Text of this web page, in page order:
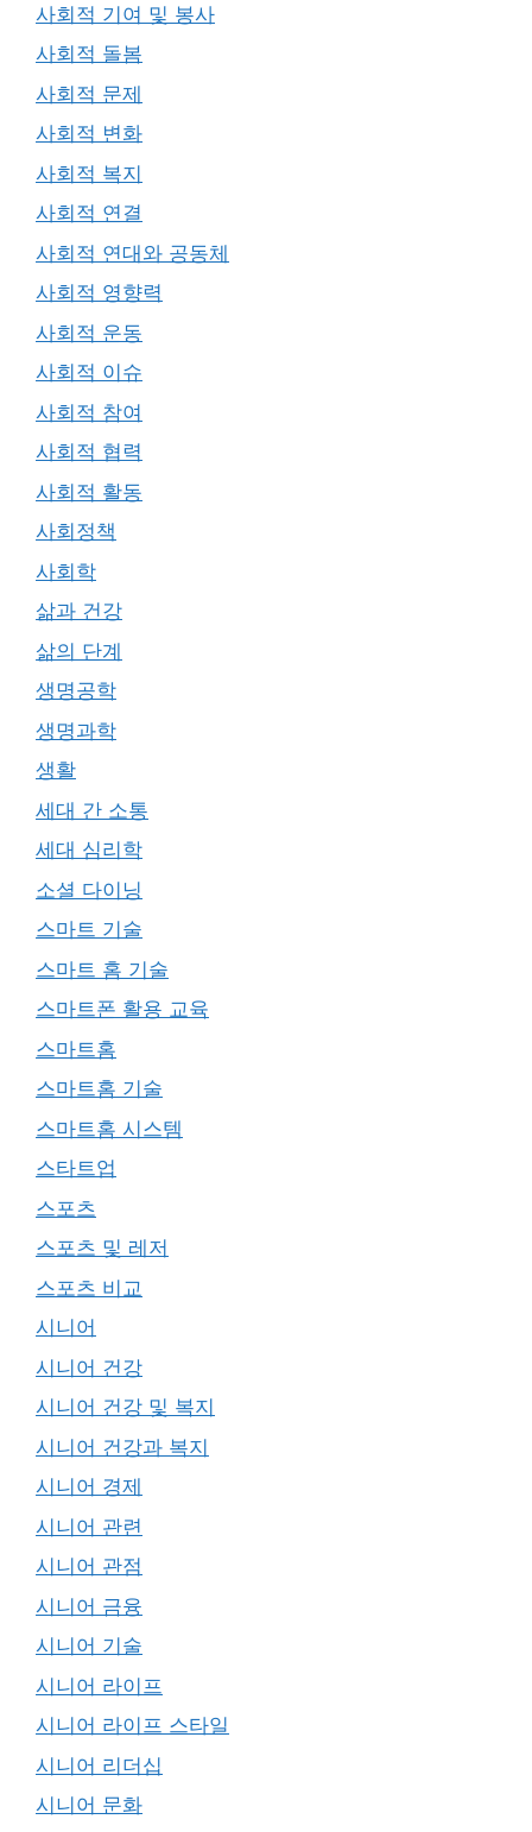
사회적 기여 및 봉사
사회적 돌봄
사회적 문제
사회적 변화
사회적 복지
사회적 연결
사회적 연대와 공동체
사회적 영향력
사회적 운동
사회적 이슈
사회적 참여
사회적 협력
사회적 활동
사회정책
사회학
삶과 건강
삶의 단계
생명공학
생명과학
생활
세대 간 소통
세대 심리학
소셜 다이닝
스마트 기술
스마트 홈 기술
스마트폰 활용 교육
스마트홈
스마트홈 기술
스마트홈 시스템
스타트업
스포츠
스포츠 및 레저
스포츠 비교
시니어
시니어 건강
시니어 건강 및 복지
시니어 건강과 복지
시니어 경제
시니어 관련
시니어 관점
시니어 금융
시니어 기술
시니어 라이프
시니어 라이프 스타일
시니어 리더십
시니어 문화